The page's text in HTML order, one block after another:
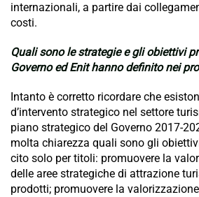
internazionali, a partire dai
costi.
Quali sono le strategie e gli obiettivi
Governo ed Enit hanno definito nei
Intanto è corretto ricordare che
d’intervento strategico nel settore
piano strategico del Governo 2017-
molta chiarezza quali sono gli
cito solo per titoli: promuovere la
delle aree strategiche di attrazione
prodotti; promuovere la